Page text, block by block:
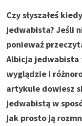
Czy słyszałeś
jedwabista? Jeśli
ponieważ
Albicja jedwabista
wyglądzie i
artykule dowiesz
jedwabistą w
jak prosto ją